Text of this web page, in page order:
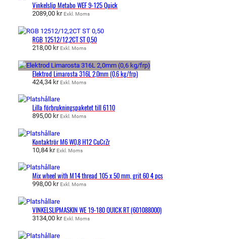
Vinkelslip Metabo WEF 9-125 Quick
2089,00 kr Exkl. Moms
RGB 12512/12,2CT ST 0,50
218,00 kr Exkl. Moms
Elektrod Limarosta 316L 2,0mm (0,6 kg/frp)
424,34 kr Exkl. Moms
Lilla förbrukningspaketet till 6110
895,00 kr Exkl. Moms
Kontaktrör M6 W0,8 H12 CuCrZr
10,84 kr Exkl. Moms
Mix wheel with M14 thread 105 x 50 mm, grit 60 4 pcs
998,00 kr Exkl. Moms
VINKELSLIPMASKIN WE 19-180 QUICK RT (601088000)
3134,00 kr Exkl. Moms